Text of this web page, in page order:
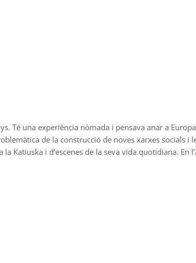
Té una experiència nòmada i pensava anar a
de la construcció de noves xarxes socials i
Katiuska i d’escenes de la seva vida quotidiana. En